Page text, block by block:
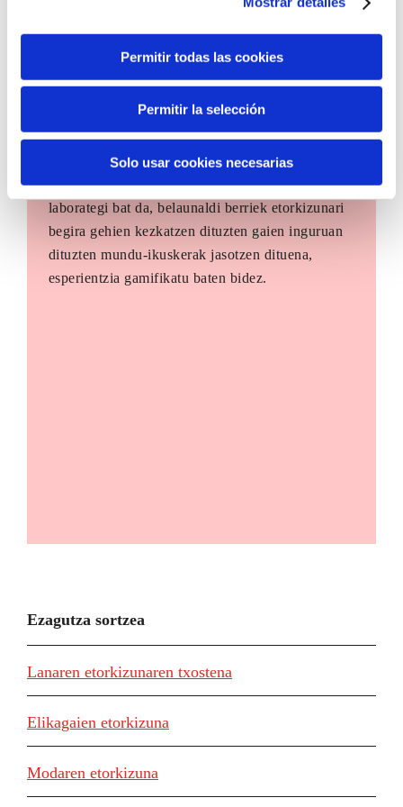
Permitir todas las cookies
Permitir la selección
Solo usar cookies necesarias
The Future Game
The Future Game gazteen parte-hartzerako
laborategi bat da, belaunaldi berriek etorkizunari
begira gehien kezkatzen dituzten gaien inguruan
dituzten mundu-ikuskerak jasotzen dituena,
esperientzia gamifikatu baten bidez.
Ezagutza sortzea
Lanaren etorkizunaren txostena
Elikagaien etorkizuna
Modaren etorkizuna